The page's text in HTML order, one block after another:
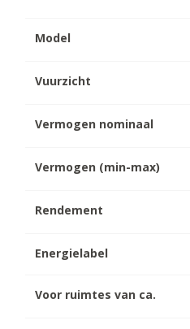
Model
Vuurzicht
Vermogen nominaal
Vermogen (min-max)
Rendement
Energielabel
Voor ruimtes van ca.